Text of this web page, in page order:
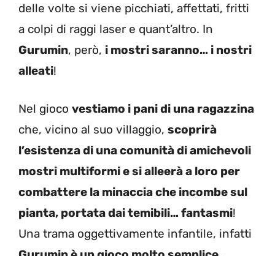
delle volte si viene picchiati, affettati, fritti
a colpi di raggi laser e quant’altro. In
Gurumin, però, i mostri saranno… i nostri
alleati!
Nel gioco vestiamo i pani di una ragazzina
che, vicino al suo villaggio, scoprirà
l’esistenza di una comunità di amichevoli
mostri multiformi e si alleerà a loro per
combattere la minaccia che incombe sul
pianta, portata dai temibili… fantasmi!
Una trama oggettivamente infantile, infatti